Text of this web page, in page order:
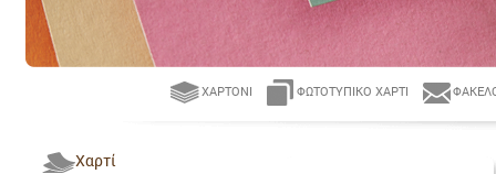
ΧΑΡΤΌΝΙ ΦΩΤΟΤΥΠΙΚΌ ΧΑΡΤΊ
Χαρτί